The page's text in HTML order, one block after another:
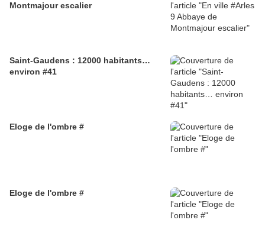
Montmajour escalier
Saint-Gaudens : 12000 habitants…
environ #41
Eloge de l'ombre #
Eloge de l'ombre #